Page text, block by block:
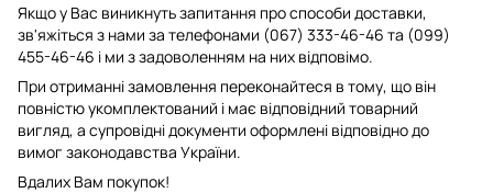
Якщо у Вас виникнуть запитання про способи доставки,
зв'яжіться з нами за телефонами (067) 333-46-46 та (099)
455-46-46 і ми з задоволенням на них відповімо.
При отриманні замовлення переконайтеся в тому, що він
повністю укомплектований і має відповідний товарний
вигляд, а супровідні документи оформлені відповідно до
вимог законодавства України.
Вдалих Вам покупок!